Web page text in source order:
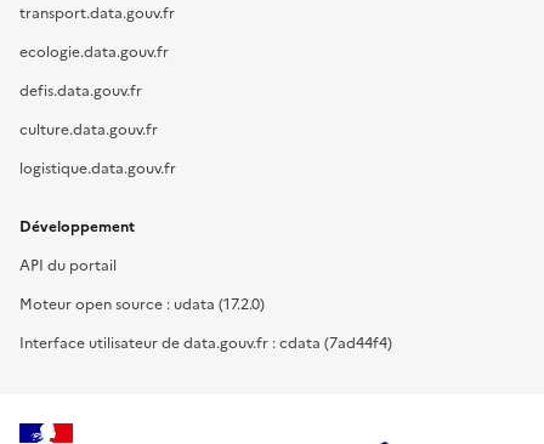
transport.data.gouv.fr
ecologie.data.gouv.fr
defis.data.gouv.fr
culture.data.gouv.fr
logistique.data.gouv.fr
Développement
API du portail
Moteur open source : udata (17.2.0)
Interface utilisateur de data.gouv.fr : cdata (7ad44f4)